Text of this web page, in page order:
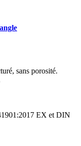
sans porosité.
EX et DIN